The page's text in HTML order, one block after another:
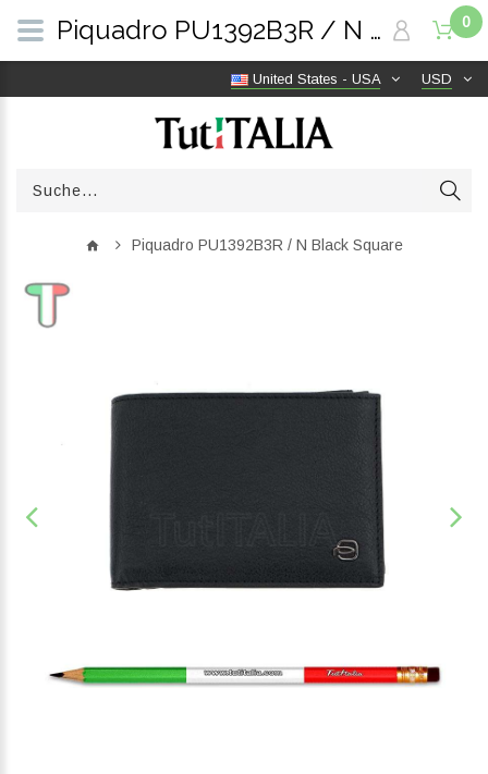
USD
United States - USA
0
Piquadro PU1392B3R / N Black Square
Piquadro PU1392B3R / N Black Square | TutITALIA